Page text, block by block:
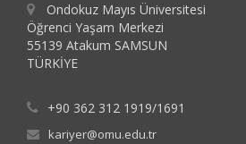
Ondokuz Mayıs Üniversitesi
Öğrenci Yaşam Merkezi
55139 Atakum SAMSUN
TÜRKİYE
+90 362 312 1919/1691
kariyer@omu.edu.tr